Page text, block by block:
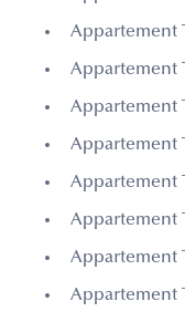
Appartement
Appartement
Appartement
Appartement
Appartement
Appartement
Appartement
Appartement